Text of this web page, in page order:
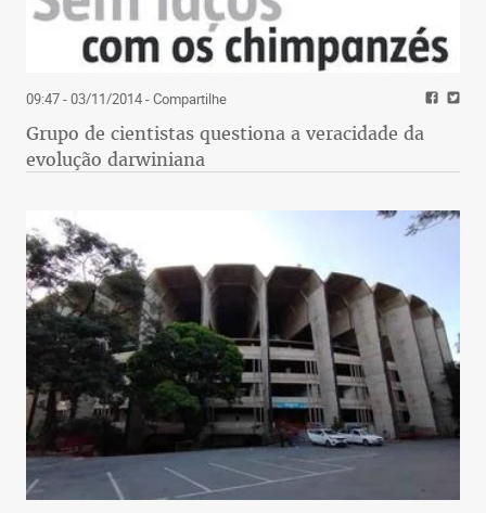
09:47 - 03/11/2014- Compartilhe
Grupo de cientistas questiona a veracidade da
evolução darwiniana